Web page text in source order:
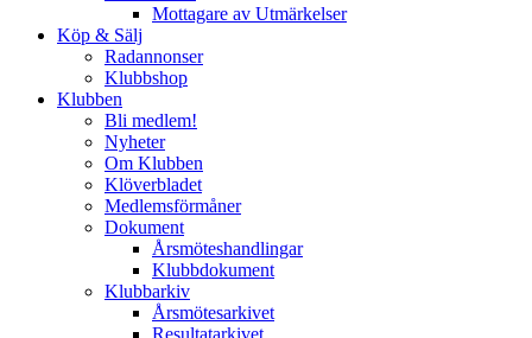
Mottagare av Utmärkelser
Köp & Sälj
Radannonser
Klubbshop
Klubben
Bli medlem!
Nyheter
Om Klubben
Klöverbladet
Medlemsförmåner
Dokument
Årsmöteshandlingar
Klubbdokument
Klubbarkiv
Årsmötesarkivet
Resultatarkivet